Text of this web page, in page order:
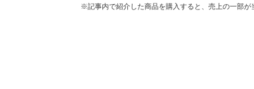
※記事内で紹介した商品を購入すると、売上の一部が